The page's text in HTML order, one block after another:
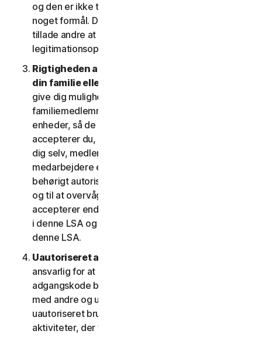
og den er ikke til brug af andre tredjeparter til
noget formål. Du må ikke sælge, overdrage eller
tillade andre at bruge din kontos
legitimationsoplysninger.
Rigtigheden af dine oplysninger (herunder om
din familie eller SV)
give dig mulighed for at registrere dine
familiemedlemmer, dine medarbejdere eller deres
enheder, så de kan bruge tjenesterne. I så fald
accepterer du, at de oplysninger, du giver os om
dig selv, medlemmer af din husstand eller dine
medarbejdere er rigtige og nøjagtige, og at du er
behørigt autoriseret til at give os disse oplysninger
og til at overvåge deres konto på deres vegne. Du
accepterer endvidere at oplyse dem betingelserne
i denne LSA og garantere deres overholdelse af
denne LSA.
Uautoriseret adgang til din konto
ansvarlig for at sikre, at dit brugernavn og din
adgangskode beskyttes. Del ikke disse oplysninger
med andre og underret os med det samme om
uautoriseret brug. Du er ansvarlig for alle
aktiviteter, der finder sted på din konto.